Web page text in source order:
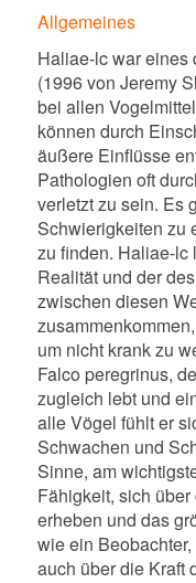
Allgemeines
Haliae-lc war eines
(1996 von Jeremy
bei allen
können durch
äußere Einflüsse
Pathologien oft
verletzt zu sein. Es
Schwierigkeiten zu
zu finden. Haliae-lc
Realität und der
zwischen diesen
um nicht krank zu
Falco peregrinus,
zugleich lebt und
alle Vögel fühlt er
Schwachen und
Sinne, am
Fähigkeit, sich
erheben und das
wie ein
auch über die Kraft